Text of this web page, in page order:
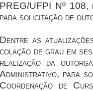
PREG/UFPI Nº 108,
para solicitação de
Dentre as
colação de grau em
realização da
Administrativo, para
Coordenação de